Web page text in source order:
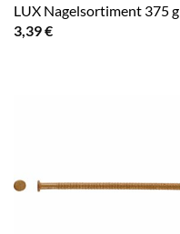
LUX Nagelsortiment 375 g
3,39€